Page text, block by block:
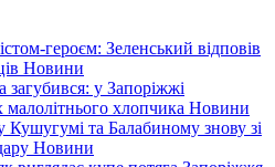
героєм: Зеленський відповів
Новини
у Запоріжжі
малолітнього хлопчика Новини
та Балабиному знову зі
Новини